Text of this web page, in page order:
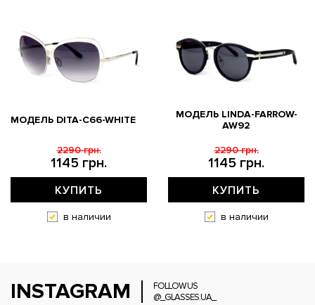
МОДЕЛЬ DITA-C66-WHITE
1145 грн.
2290 грн.
КУПИТЬ
в наличии
МОДЕЛЬ LINDA-FARROW-
AW92
1145 грн.
2290 грн.
КУПИТЬ
в наличии
INSTAGRAM
FOLLOW US
@_GLASSES.UA_